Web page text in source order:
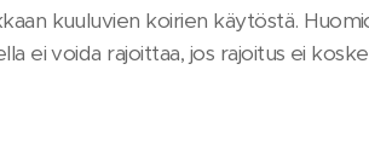
kuuluvien koirien käytöstä.
ei voida rajoittaa, jos rajoitus ei